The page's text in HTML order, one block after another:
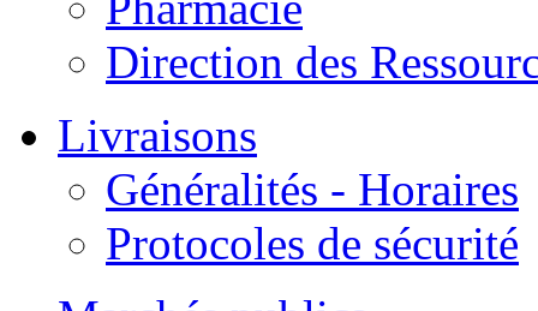
Direction des
Livraisons
Généralités - Horaires
Protocoles de sécurité